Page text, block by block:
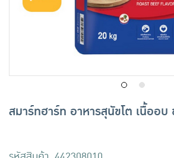
ขนมขบเคี้ยว และช็อคโกแลต
อาหารสด ผัก ผลไม้และเบเกอรี่
สมาร์ทฮาร์ท อาหารสุนัขโต เนื้ออ